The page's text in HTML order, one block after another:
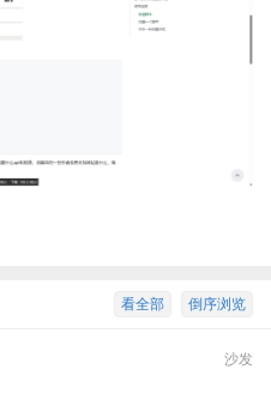
倒序浏览
看全部
沙发